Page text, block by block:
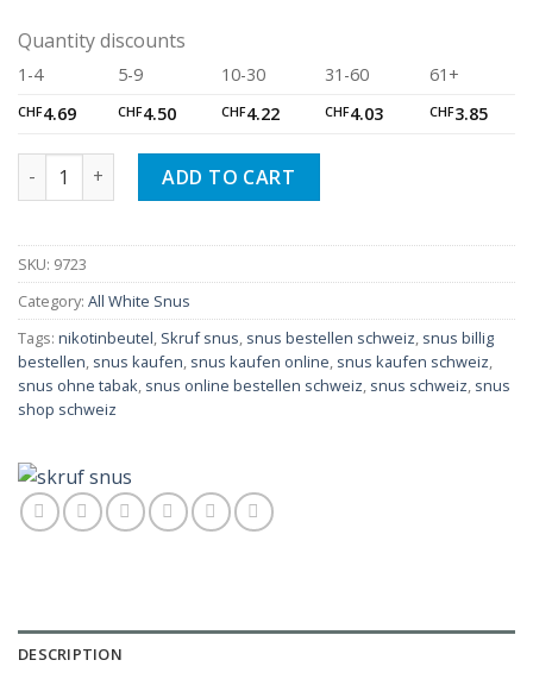
Quantity discounts
1-4 5-9 10-30 31-60 61+
CHF4.69 CHF4.50 CHF4.22 CHF4.03 CHF3.85
Skruf Super White Slim Cassice #2 quantity
ADD TO CART
SKU: 9723
Category: All White Snus
Tags: nikotinbeutel Skruf snus snus bestellen schweiz snus billig
bestellen snus kaufen snus kaufen online snus kaufen schweiz
snus ohne tabak snus online bestellen schweiz snus schweiz snus
shop schweiz
DESCRIPTION